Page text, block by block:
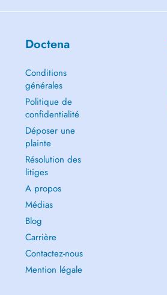
Doctena
Conditions
générales
Politique de
confidentialité
Déposer une
plainte
Résolution des
litiges
A propos
Médias
Blog
Carrière
Contactez-nous
Mention légale